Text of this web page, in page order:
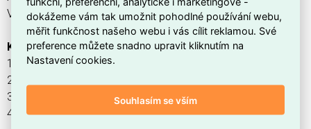
Voděodolný
KONSTRUKCE
1. Cu vodič (RE, RM, SM)
2. Izolace (XLPE)
3. Obal (extrudovaný FRNC obal)
4. Plášť (FRNC polymer, oranžový, UV odolný, voděodolný)
dokážeme vám tak umožnit pohodlné používání webu,
měřit funkčnost našeho webu i vás cílit reklamou. Své
preference můžete snadno upravit kliknutím na
Nastavení cookies.
Souhlasím se vším